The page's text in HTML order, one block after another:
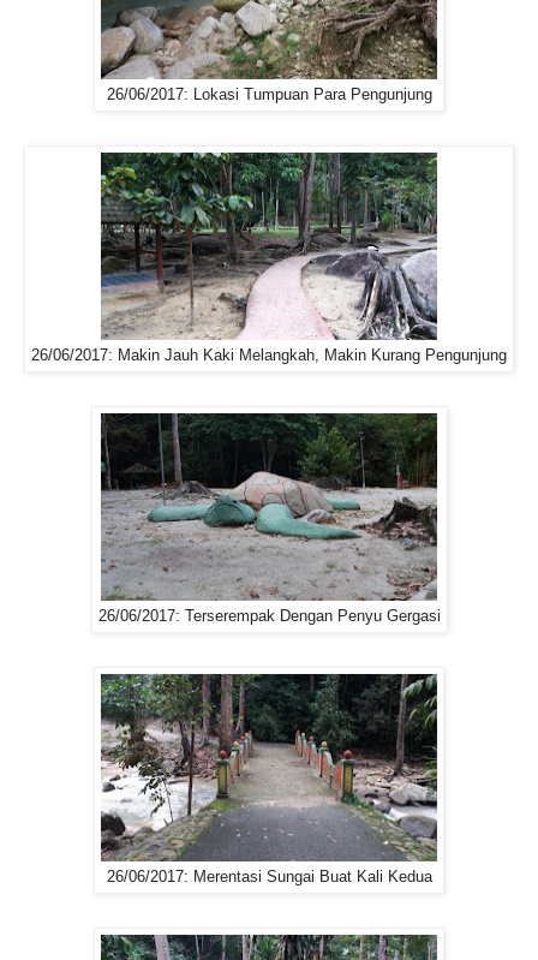
26/06/2017: Lokasi Tumpuan Para Pengunjung
26/06/2017: Makin Jauh Kaki Melangkah, Makin Kurang Pengunjung
26/06/2017: Terserempak Dengan Penyu Gergasi
26/06/2017: Merentasi Sungai Buat Kali Kedua